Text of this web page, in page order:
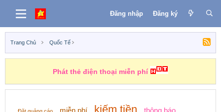
Đăng nhập Đăng ký
Trang Chủ Quốc Tế
Phát thẻ điện thoại miễn phí
miễn phí kiếm tiền thông báo